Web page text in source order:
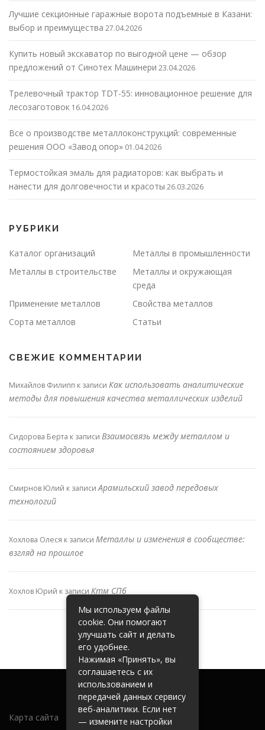
Лучшие секционные гаражные ворота подъемные в Казани:
выбор и преимущества 27.04.2026
Купить новый экскаватор по выгодной цене — обзор
предложений от Синотех Машинери 23.04.2026
Трелевочный трактор TDT-55: инновационное решение для
лесозаготовок 16.04.2026
Все о производстве металлоконструкций: современные
решения ООО «Завод опор» 01.04.2026
Термостойкая эмаль для радиаторов: как выбрать и
нанести для долговечности и красоты 26.03.2026
РУБРИКИ
Каталог организаций
Металлы в промышленности
Металлы в строительстве
Металлы и окружающая
среда
Применение металлов
Свойства металлов
Сорта металлов
Статьи
СВЕЖИЕ КОММЕНТАРИИ
Михайлов Филипп к записи Как использовать аналитические
методы для повышения качества металлических изделий
Сидорова Берта к записи Взаимосвязь между металлом и
состоянием здоровья
Смирнов Юлий к записиАрамильский завод передовых
технологий
Хохлова Олеся к записи Металлы и изменения в сообществе:
взгляд на прошлое
Хохлов Юрий к записи Ктм СПб
Карта сайта
Мы используем файлы
cookie. Они помогают
улучшать сайт и делать
его удобнее.
Нажимая «Принять», вы
соглашаетесь с их
использованием и
передачей данных сервису
веб-аналитики. Если нет
— измените настройки